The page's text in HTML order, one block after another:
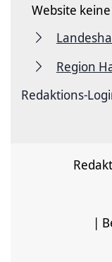
Website
Region
Redaktions-
|